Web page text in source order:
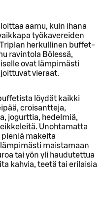
aamu, kuin ihana
työkavereiden
herkullinen buffet-
ravintola Bölessä,
ovat lämpimästi
vieraat.
löydät kaikki
croisantteja,
jogurttia, hedelmiä,
Unohtamatta
makeita
maistamaan
tai yön yli haudutettua
kahvia, teetä tai erilaisia